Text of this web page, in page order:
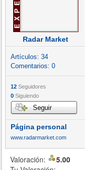
Radar Market
Artículos: 34
Comentarios: 0
12 Seguidores
0 Siguiendo
Seguir
Página personal
www.radarmarket.com
Valoración:
5.00